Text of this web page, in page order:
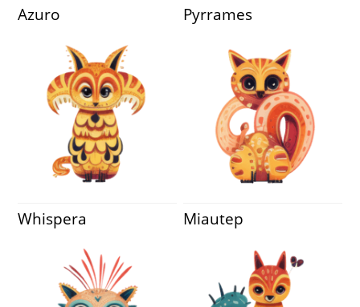
Azuro Pyrrames
Whispera Miautep